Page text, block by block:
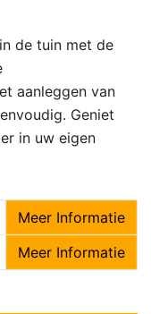
de tuin met de
aanleggen van
Geniet
in uw eigen
Meer Informatie
Meer Informatie